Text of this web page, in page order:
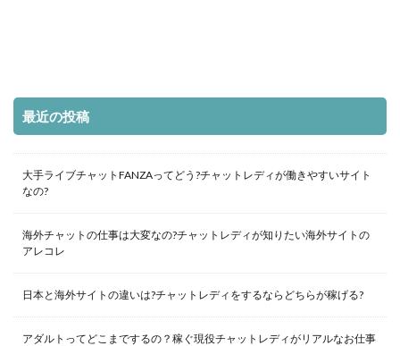
最近の投稿
大手ライブチャットFANZAってどう?チャットレディが働きやすいサイト
なの?
海外チャットの仕事は大変なの?チャットレディが知りたい海外サイトの
アレコレ
日本と海外サイトの違いは?チャットレディをするならどちらが稼げる?
アダルトってどこまでするの？稼ぐ現役チャットレディがリアルなお仕事